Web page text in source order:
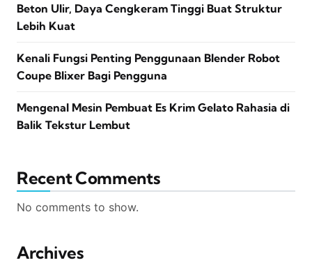
Beton Ulir, Daya Cengkeram Tinggi Buat Struktur
Lebih Kuat
Kenali Fungsi Penting Penggunaan Blender Robot
Coupe Blixer Bagi Pengguna
Mengenal Mesin Pembuat Es Krim Gelato Rahasia di
Balik Tekstur Lembut
Recent Comments
No comments to show.
Archives